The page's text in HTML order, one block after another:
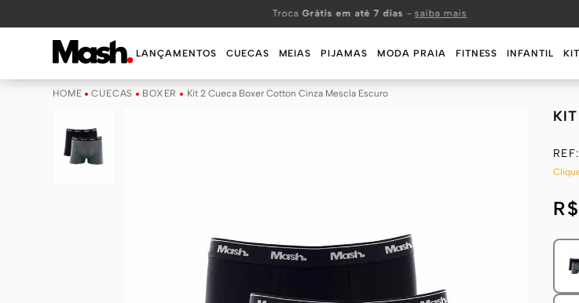
TrocaGrátis em até 7 dias -saiba mais
LANÇAMENTOS CUECAS MEIAS PIJAMAS MODA PRAIA FITNESS INFANTIL KIT
CUECAS BOXER Kit 2 Cueca Boxer Cotton Cinza Mescla Escuro
REF:
2º INFANTIL
SUNGA